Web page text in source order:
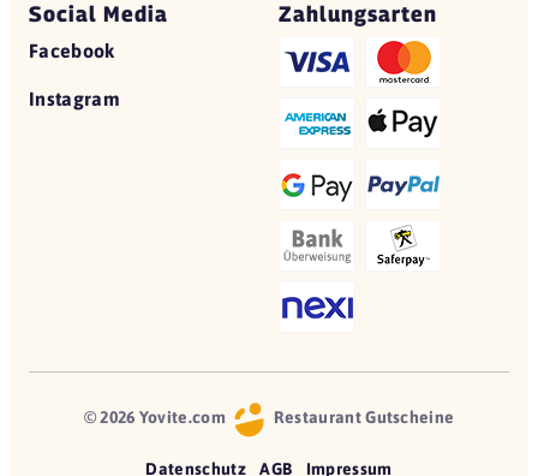
Social Media
Facebook
Instagram
Zahlungsarten
© 2026 Yovite.com Restaurant Gutscheine
Datenschutz AGB Impressum